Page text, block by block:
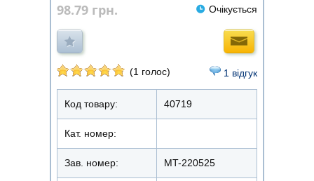
98.79 грн. Очікується
(1 голос) 1 відгук
Код товару: 40719
Кат. номер:
Зав. номер: MT-220525